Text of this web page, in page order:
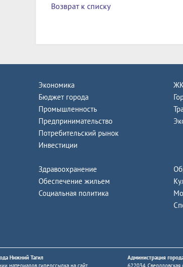
Возврат к списку
Экономика
Бюджет города
Промышленность
Предпринимательство
Потребительский рынок
Инвестиции
Здравоохранение
Обеспечение жильем
Социальная политика
Нижний Тагил
материалов гиперссылка на сайт
Администрация
622034, Свердловская